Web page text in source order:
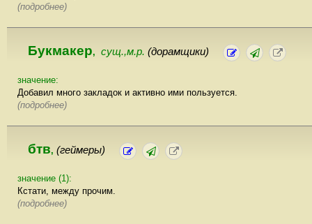
(подробнее)
Букмакер, сущ.,м.р. (дорамщики)
значение:
Добавил много закладок и активно ими пользуется.
(подробнее)
бтв, (геймеры)
значение (1):
Кстати, между прочим.
(подробнее)